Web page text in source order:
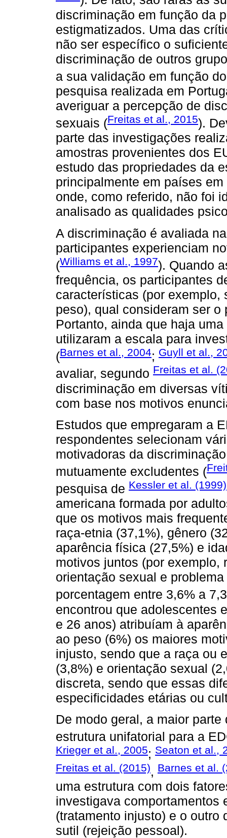
discriminação em função da
estigmatizados. Uma das
não ser específico o
discriminação de outros
a sua validação em função
pesquisa realizada em
averiguar a percepção de
sexuais (Freitas et al., 2015).
parte das investigações
amostras provenientes dos
estudo das propriedades da
principalmente em países
onde, como referido, não foi
analisado as qualidades
A discriminação é avaliada
participantes experienciam
(Williams et al., 1997). Quando
frequência, os participantes
características (por exemplo,
peso), qual consideram ser
Portanto, ainda que haja
utilizaram a escala para
(Barnes et al., 2004; Guyll et al.,
avaliar, segundo Freitas et al.
discriminação em diversas
com base nos motivos
Estudos que empregaram a
respondentes selecionam
motivadoras da
mutuamente excludentes (
pesquisa de Kessler et al. (1999)
americana formada por
que os motivos mais
raça-etnia (37,1%), gênero
aparência física (27,5%) e
motivos juntos (por
orientação sexual e
porcentagem entre 3,6% a
encontrou que adolescentes
e 26 anos) atribuíam à
ao peso (6%) os maiores
injusto, sendo que a raça ou
(3,8%) e orientação sexual
discreta, sendo que essas
especificidades etárias ou
De modo geral, a maior
estrutura unifatorial para a
Krieger et al., 2005; Seaton et al.,
Freitas et al. (2015), Barnes et al.
uma estrutura com dois
investigava comportamentos
(tratamento injusto) e o
sutil (rejeição pessoal).